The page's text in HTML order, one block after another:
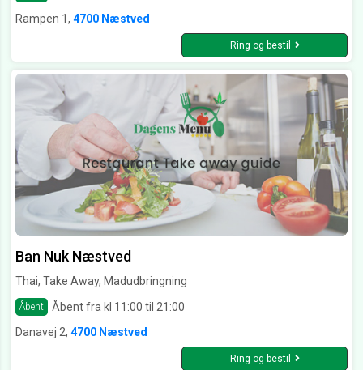
Rampen 1, 4700 Næstved
Ring og bestil
Ban Nuk Næstved
Thai, Take Away, Madudbringning
Åbent
Åbent fra kl 11:00 til 21:00
Danavej 2, 4700 Næstved
Ring og bestil